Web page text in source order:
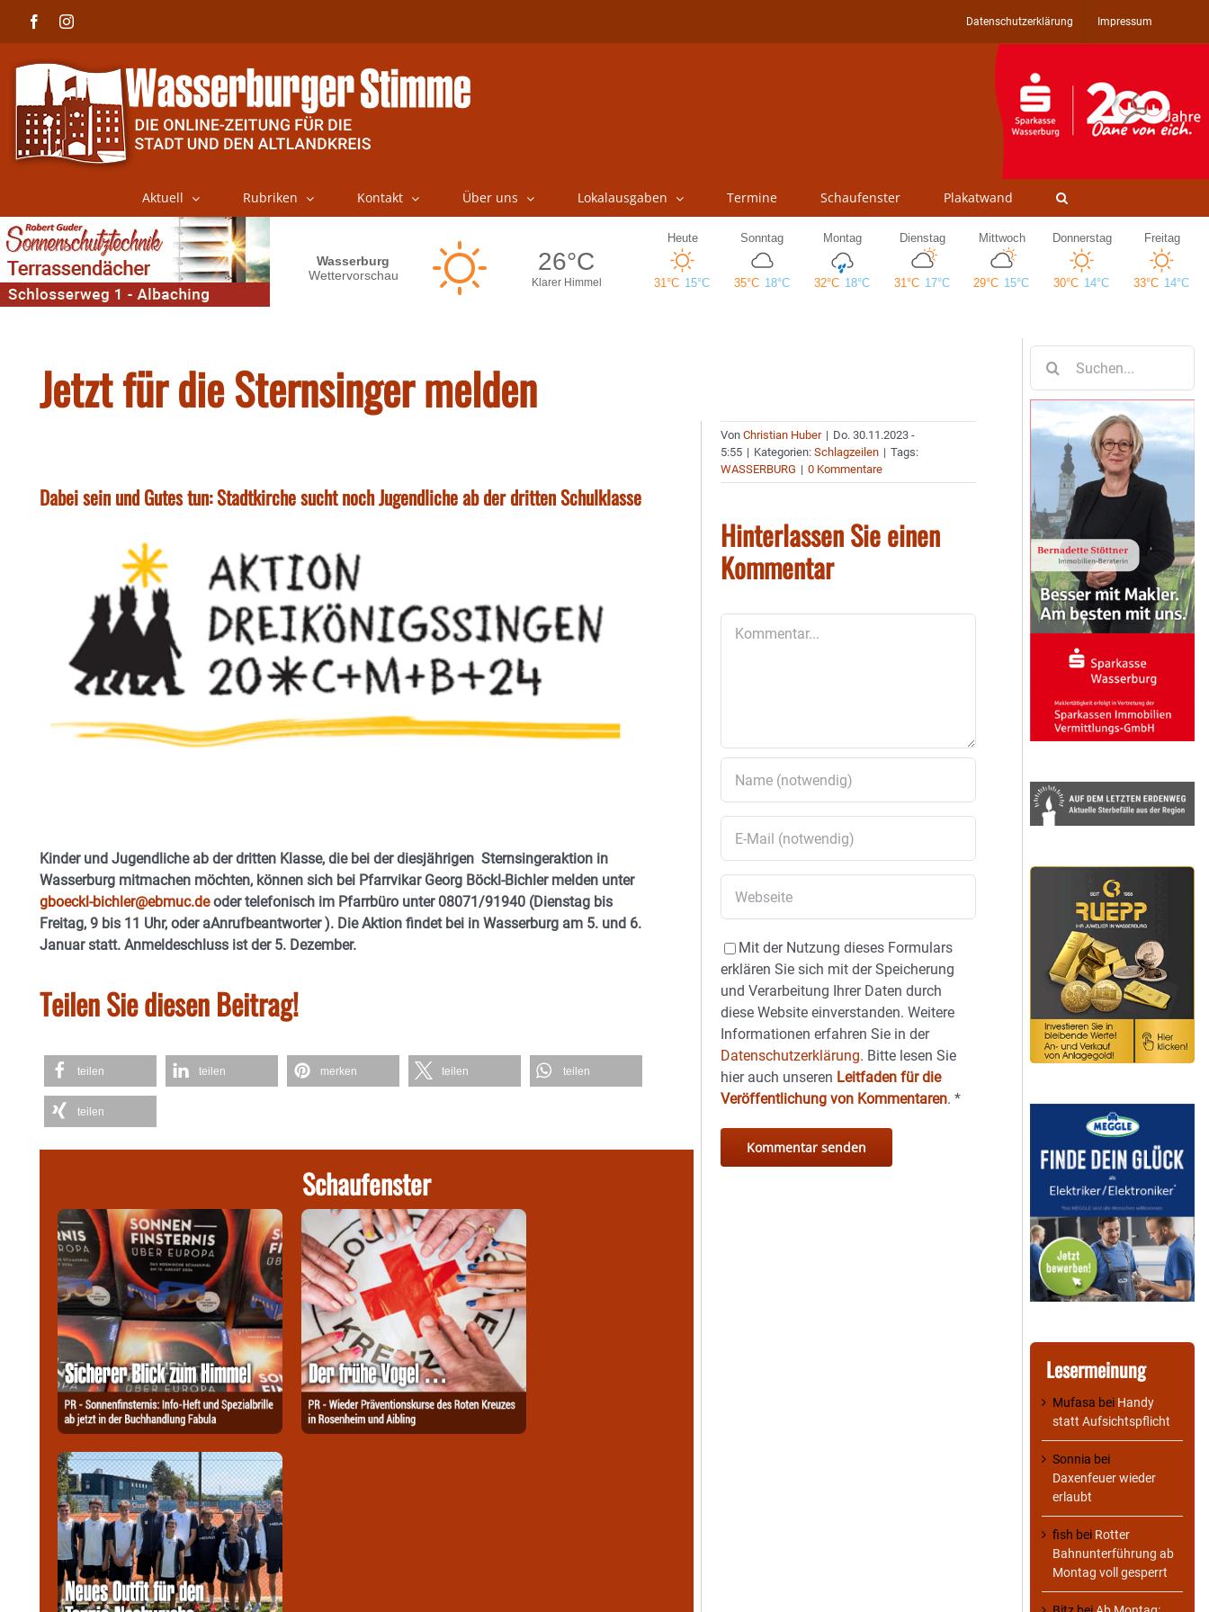
FacebookInstagram Datenschutzerklärung Impressum
Aktuell Rubriken Kontakt Über uns Lokalausgaben Termine Schaufenster Plakatwand
Jetzt für die Sternsinger melden
Dabei sein und Gutes tun: Stadtkirche sucht noch Jugendliche ab der dritten Schulklasse
Kinder und Jugendliche ab der dritten Klasse, die bei der diesjährigen Sternsingeraktion in
Wasserburg mitmachen möchten, können sich bei Pfarrvikar Georg Böckl-Bichler melden unter
gboeckl-bichler@ebmuc.deoder telefonisch im Pfarrbüro unter 08071/91940 (Dienstag bis
Freitag, 9 bis 11 Uhr, oder aAnrufbeantworter ). Die Aktion findet bei in Wasserburg am 5. und 6.
Januar statt. Anmeldeschluss ist der 5. Dezember.
Teilen Sie diesen Beitrag!
teilen teilen merken teilen teilen
teilen
Schaufenster
VonChristian Huber | Do. 30.11.2023 -
5:55 | Kategorien:Schlagzeilen | Tags:
WASSERBURG | 0 Kommentare
Hinterlassen Sie einen
Kommentar
Mit der Nutzung dieses Formulars
erklären Sie sich mit der Speicherung
und Verarbeitung Ihrer Daten durch
diese Website einverstanden. Weitere
Informationen erfahren Sie in der
Datenschutzerklärung. Bitte lesen Sie
hier auch unseren Leitfaden für die
Veröffentlichung von Kommentaren.*
nach:
Lesermeinung
Mufasa bei Handy
statt Aufsichtspflicht
Sonnia bei
Daxenfeuer wieder
erlaubt
fish bei Rotter
Bahnunterführung ab
Montag voll gesperrt